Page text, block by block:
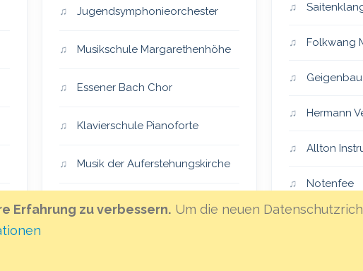
Erfahrung zu verbessern. Um die neuen
Jugendsymphonieorchester
Musikschule Margarethenhöhe
Essener Bach Chor
Klavierschule Pianoforte
Musik der Auferstehungskirche
Essener Vocalensemble
Folkwang
Hermann
Allton
Notenfee